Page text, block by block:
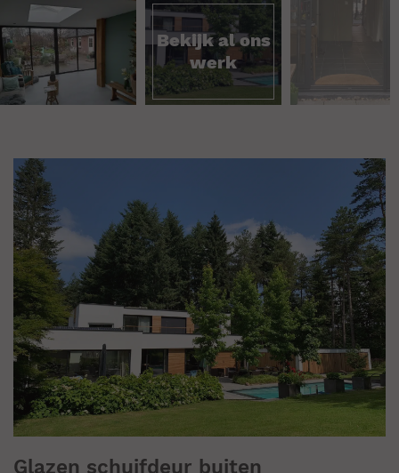
Bekijk al ons
werk
Glazen schuifdeur buiten